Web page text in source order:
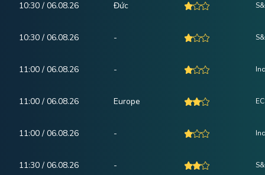
10:30 / 06.08.26 Đức
10:30 / 06.08.26 -
11:00 / 06.08.26 -
11:00 / 06.08.26 Europe
11:00 / 06.08.26 -
11:30 / 06.08.26 -